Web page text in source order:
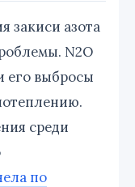
закиси азота
N2O
его выбросы
среди
по